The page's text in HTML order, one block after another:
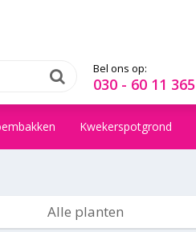
Bel ons op:
030 - 60 11 365
Kwekerspotgrond
Alle planten